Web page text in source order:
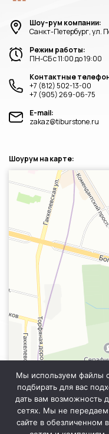
Мы используем файлы
подбирать для вас
дать вам возможность
сетях. Мы не
сайте в обезличенном
Шоу-рум компании:
Санкт-Петербург, ул.
Режим работы:
ПН-СБ с 11:00 до 19:00
Контактные
+7 (812) 502-13-00
+7 (905) 269-06-75
E-mail:
zakaz@tiburstone.ru
Шоурум на карте:
Санкт‑Петербург
Яндекс.Карты — транспорт,
Информация на сайте не